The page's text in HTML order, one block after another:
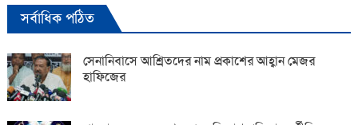
সর্বাধিক পঠিত
সেনানিবাসে আশ্রিতদের নাম প্রকাশের আহ্বান মেজর
হাফিজের